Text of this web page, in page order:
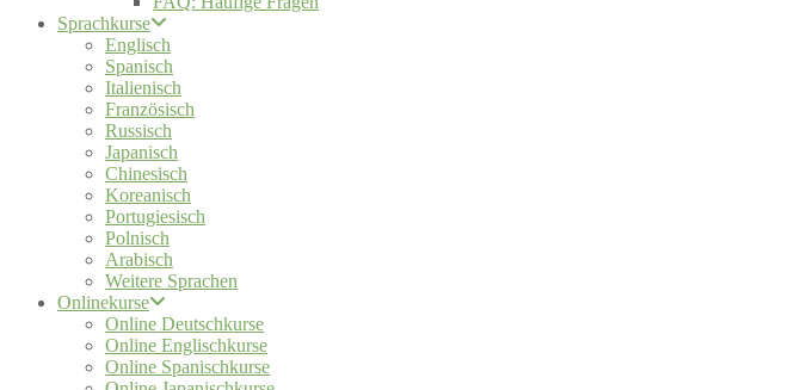
Sprachkurse
Englisch
Spanisch
Italienisch
Französisch
Russisch
Japanisch
Chinesisch
Koreanisch
Portugiesisch
Polnisch
Arabisch
Weitere Sprachen
Onlinekurse
Online Deutschkurse
Online Englischkurse
Online Spanischkurse